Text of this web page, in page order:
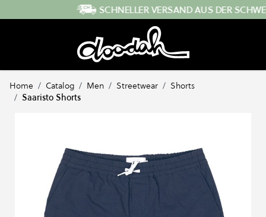
SCHNELLER VERSAND AUS DER SCHWEIZ
Home / Catalog / Men / Streetwear / Shorts
/ Saaristo Shorts